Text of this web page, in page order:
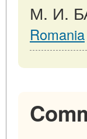
М. И.
Romania